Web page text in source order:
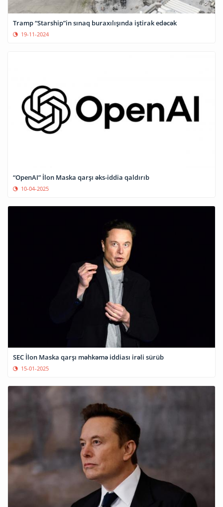
Tramp “Starship”in sınaq buraxılışında iştirak edəcək
19-11-2024
“OpenAI” İlon Maska qarşı əks-iddia qaldırıb
10-04-2025
SEC İlon Maska qarşı məhkəmə iddiası irəli sürüb
15-01-2025